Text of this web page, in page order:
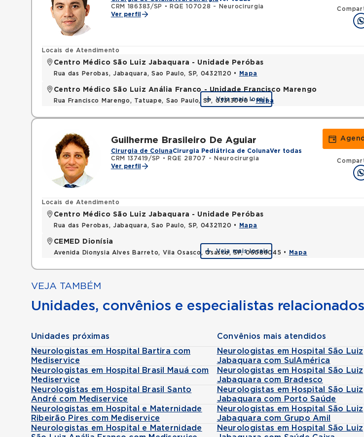
CRM 186383/SP
•
RQE 107028 - Neurocirurgia
Ver perfil
Locais de Atendimento
Centro Médico São Luiz Jabaquara - Unidade Peróbas
Rua das Perobas, Jabaquara, Sao Paulo, SP, 04321120 • Mapa
Centro Médico São Luiz Anália Franco - Unidade Francisco Marengo
Rua Francisco Marengo, Tatuape, Sao Paulo, SP, 03313000 •Mapa
Veja mais locais
Guilherme Brasileiro De Aguiar
Cirurgia de ColunaCirurgia Pediátrica de ColunaVer todas
CRM 137419/SP
•
RQE 28707 - Neurocirurgia
Ver perfil
Locais de Atendimento
Centro Médico São Luiz Jabaquara - Unidade Peróbas
Rua das Perobas, Jabaquara, Sao Paulo, SP, 04321120 • Mapa
CEMED Dionísia
Avenida Dionysia Alves Barreto, Vila Osasco, Osasco, SP, 06086045 • Mapa
Veja mais locais
VEJA TAMBÉM
Unidades, convênios e especialistas relacionados
Unidades próximas
Neurologistas em Hospital Bartira com
Mediservice
Neurologistas em Hospital Brasil Mauá com
Mediservice
Neurologistas em Hospital Brasil Santo
André com Mediservice
Neurologistas em Hospital e Maternidade
Ribeirão Pires com Mediservice
Neurologistas em Hospital e Maternidade
Convênios mais atendidos
Neurologistas em Hospital São Luiz
Jabaquara com SulAmérica
Neurologistas em Hospital São Luiz
Jabaquara com Bradesco
Neurologistas em Hospital São Luiz
Jabaquara com Porto Saúde
Neurologistas em Hospital São Luiz
Jabaquara com Grupo Amil
Neurologistas em Hospital São Luiz